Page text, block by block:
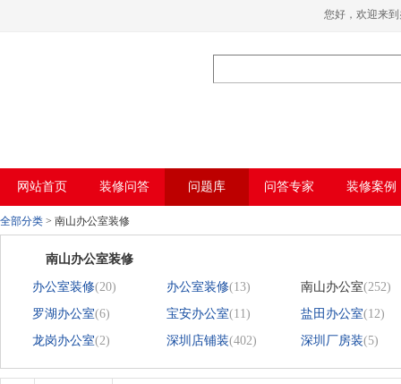
香蕉视频在线免费,香蕉视频导航,黄色香蕉
视频下载,91香蕉APP成人污在线观看
您好，欢迎来
网站首页 装修问答 问题库 问答专家 装修案例
全部分类 > 南山办公室装修
南山办公室装修
办公室装修(20) 办公室装修(13) 南山办公室(252)
罗湖办公室(6) 宝安办公室(11) 盐田办公室(12)
龙岗办公室(2) 深圳店铺装(402) 深圳厂房装(5)